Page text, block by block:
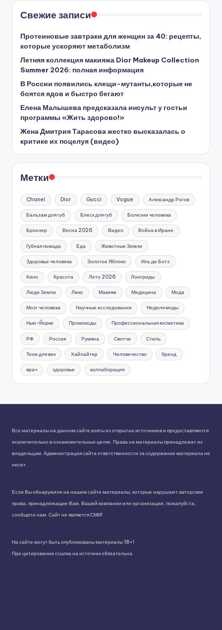
Свежие записи
Протеиновые завтраки для женщин за 40: рецепты,
которые ускоряют метаболизм
Летняя коллекция макияжа Dior Makeup Collection
Summer 2026: полная информация
В России появились клещи-мутанты,которые не
боятся ядов и быстро бегают
Елена Малышева предсказала инсульт у гостьи
программы «Жить здорово!»
Жена Дмитрия Тарасова жестко высказалась о
критике их поцелуя (видео)
Метки
Chanel Dior Gucci Vogue Александр Рогов
Бальзам для губ Блеск для губ Болезни человека
Бронзер Весна 2026 Видео Война в Иране
Губная помада Еда Животные Земли
Здоровье человека Золотое Яблоко Иль де Ботэ
Кино Красота Лето 2026 Лонгриды
Люди Земли Люкс Макияж Медицина Мода
Мозг человека Научные исследования Неделя моды
Нью-Йорке Промокоды Профессиональная косметика
РФ Россия Румяна Свотчи Стиль
Тени для век Хайлайтер Человечество бренд
врач здоровье коллаборация
Все материалы на данном сайте взяты из открытых источников и предоставляются
исключительно в ознакомительных целях. Права на материалы принадлежат их
владельцам. Администрация сайта ответственности за содержание материала не
несет.
Если Вы обнаружили на нашем сайте материалы, которые нарушают авторские
права, принадлежащие Вам, Вашей компании или организации, пожалуйста,
сообщите нам. Сайт не является СМИ!
На сайте могут быть опубликованы материалы 18+!
При цитировании ссылка на источник обязательна.